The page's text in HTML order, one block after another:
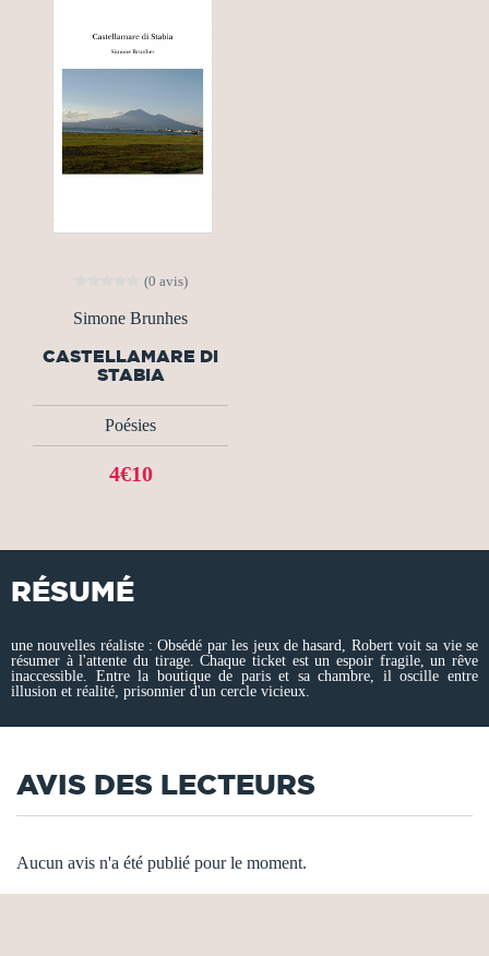
(0 avis)
Simone Brunhes
CASTELLAMARE DI
STABIA
Poésies
4€10
RÉSUMÉ
une nouvelles réaliste : Obsédé par les jeux de hasard, Robert voit sa vie se
résumer à l'attente du tirage. Chaque ticket est un espoir fragile, un rêve
inaccessible. Entre la boutique de paris et sa chambre, il oscille entre
illusion et réalité, prisonnier d'un cercle vicieux.
AVIS DES LECTEURS
Aucun avis n'a été publié pour le moment.